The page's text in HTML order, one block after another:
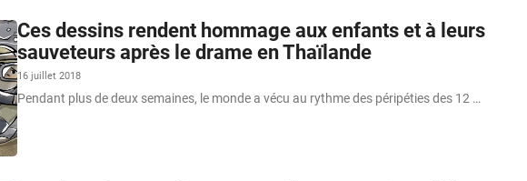
Ces dessins rendent hommage aux enfants et à leurs
sauveteurs après le drame en Thaïlande
16 juillet 2018
Pendant plus de deux semaines, le monde a vécu au rythme des péripéties des 12 …